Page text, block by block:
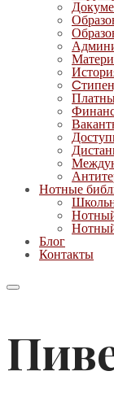
Нотные
Блог
Контакты